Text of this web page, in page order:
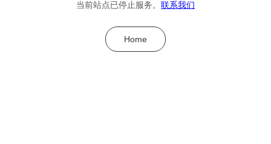
当前站点已停止服务。 联系我们
Home